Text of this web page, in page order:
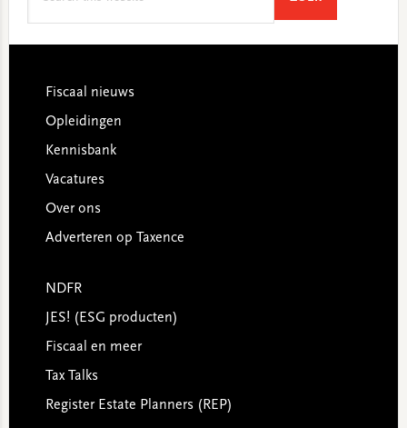
Footer
Fiscaal nieuws
Opleidingen
Kennisbank
Vacatures
Over ons
Adverteren op Taxence
NDFR
JES! (ESG producten)
Fiscaal en meer
Tax Talks
Register Estate Planners (REP)